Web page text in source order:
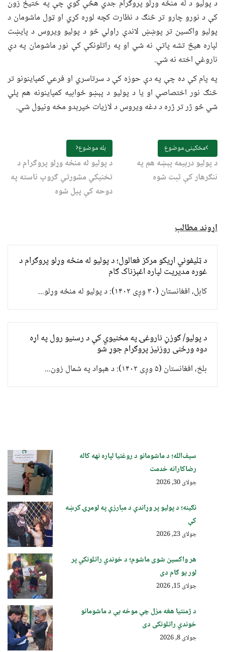
د پولیو د له منځه وړلو پروګرام جدي هڅې کوي چې په ختیځ زون
کې د نورو چارو تر څنګ د نظارت کچه لوړه کړي او ټول ماشومان د
پولیو واکسین تر پوښښ لاندې راولي څو د پولیو ویروس د پایښت
لپاره هیڅ تشه پاتې نه شي او په راتلونکې کې نور ماشومان په دې
ناروغي اخته نه شي.
په پام کې ده چې په دې حوزه کې د سرتاسري او فرعي کمپاینونو تر
څنګ نور اختصاصي او یا د پولیو د پېښو ځوابیه کمپاینونه هم پلي
شي څو ژر تر ژره د دغه ویروس د لازیات خپرېدو مخه ونیول شي.
مخکینۍ موضوع
د پولیو درېیمه پېښه هم په
ننګرهار کې ثبت شوه
بله موضوع
د پولیو له منځه وړلو پروګرام د
تخنیکي مشورتي ګروپ ناسته په
دوحه کې پیل شوه
اړوند مطالب
د ټلیفوني اړیکو مرکز فعالول؛ د پولیو له منځه وړلو پروګرام د
غوره مدیریت لپاره اغېزناک ګام
کابل، افغانستان (۳۰ وږی ۱۴۰۲): د پولیو له منځه وړلو...
د پولیو/ ګوزڼ ناروغۍ په مخنیوي کې د رسنیو رول په اړه
دوه ورځنی روزنیز پروګرام جوړ شو
بلخ، افغانستان (۵ وږی ۱۴۰۲): د هېواد په شمال زون...
سیف‌الله؛ د ماشومانو د روغتیا لپاره نهه کاله
رضاکارانه خدمت
جولای 30, 2026
نګینه؛ د پولیو پر وړاندې د مبارزې په لومړۍ کرښه
کې
جولای 23, 2026
هر واکسین شوی ماشوم؛ د خوندي راتلونکي پر
لور یو ګام دی
جولای 15, 2026
د ژمنتیا هغه مزل چې موخه یې د ماشومانو
خوندي راتلونکی دی
جولای 8, 2026